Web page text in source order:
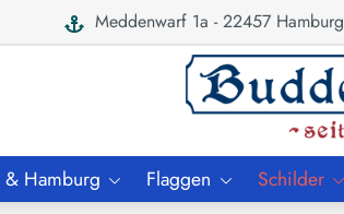
Meddenwarf 1a - 22457 Hamburg
Hamburg Flaggen Schilder